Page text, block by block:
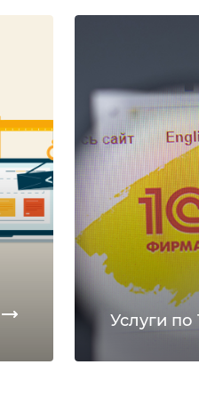
Услуги по